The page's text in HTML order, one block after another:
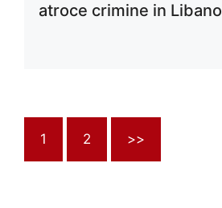
atroce crimine in Libano
1 2 >>